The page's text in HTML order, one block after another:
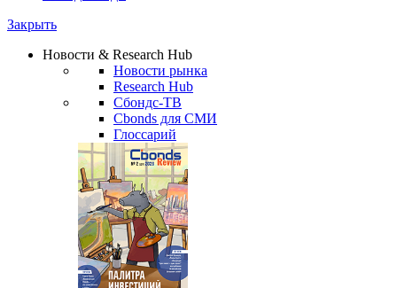
Watchlist
Сбондс Люди
Новости & Research Hub
Новости рынка
Research Hub
Сбондс-ТВ
Cbonds для СМИ
Глоссарий